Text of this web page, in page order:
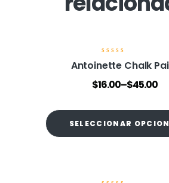
a
o
d
o
e
n
Antoinette Chalk
$16.00–$45.00
SELECCIONAR